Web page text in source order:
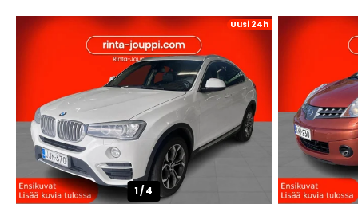
Uusi 24h
1/4